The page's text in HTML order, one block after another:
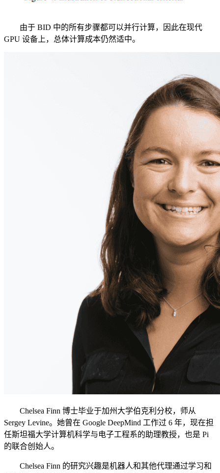
由于 BID 中的所有步骤都可以并行计算，因此在现代
GPU 设备上，总体计算成本仍然适中。
Chelsea Finn 博士毕业于加州大学伯克利分校，师从
Sergey Levine。她曾在 Google DeepMind 工作过 6 年，现在担
任斯坦福大学计算机科学与电子工程系的助理教授，也是 Pi
的联合创始人。
Chelsea Finn 的研究兴趣是机器人和其他代理通过学习和